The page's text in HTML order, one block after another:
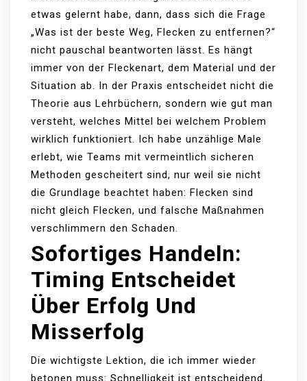
etwas gelernt habe, dann, dass sich die Frage
„Was ist der beste Weg, Flecken zu entfernen?“
nicht pauschal beantworten lässt. Es hängt
immer von der Fleckenart, dem Material und der
Situation ab. In der Praxis entscheidet nicht die
Theorie aus Lehrbüchern, sondern wie gut man
versteht, welches Mittel bei welchem Problem
wirklich funktioniert. Ich habe unzählige Male
erlebt, wie Teams mit vermeintlich sicheren
Methoden gescheitert sind, nur weil sie nicht
die Grundlage beachtet haben: Flecken sind
nicht gleich Flecken, und falsche Maßnahmen
verschlimmern den Schaden.
Sofortiges Handeln:
Timing Entscheidet
Über Erfolg Und
Misserfolg
Die wichtigste Lektion, die ich immer wieder
betonen muss: Schnelligkeit ist entscheidend.